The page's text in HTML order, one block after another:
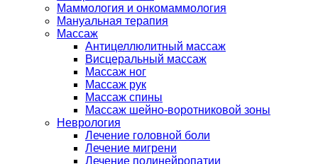
Маммология и онкомаммология
Мануальная терапия
Массаж
Антицеллюлитный массаж
Висцеральный массаж
Массаж ног
Массаж рук
Массаж спины
Массаж шейно-воротниковой зоны
Неврология
Лечение головной боли
Лечение мигрени
Лечение полинейропатии